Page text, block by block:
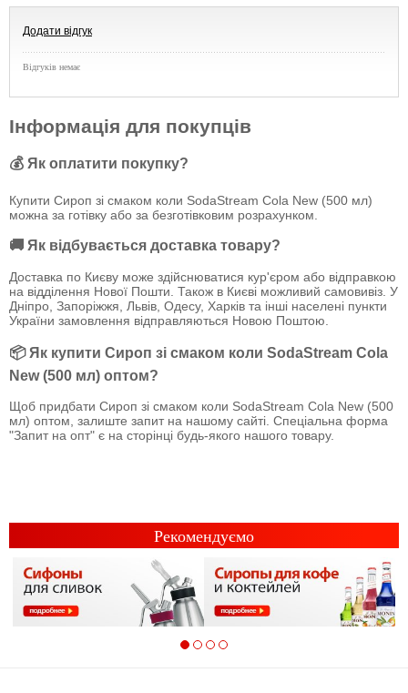
Додати відгук
Відгуків немає
Інформація для покупців
💰 Як оплатити покупку?
Купити Сироп зі смаком коли SodaStream Cola New (500 мл)
можна за готівку або за безготівковим розрахунком.
🚚 Як відбувається доставка товару?
Доставка по Києву може здійснюватися кур'єром або відправкою
на відділення Нової Пошти. Також в Києві можливий самовивіз. У
Дніпро, Запоріжжя, Львів, Одесу, Харків та інші населені пункти
України замовлення відправляються Новою Поштою.
📦 Як купити Сироп зі смаком коли SodaStream Cola
New (500 мл) оптом?
Щоб придбати Сироп зі смаком коли SodaStream Cola New (500
мл) оптом, залиште запит на нашому сайті. Спеціальна форма
"Запит на опт" є на сторінці будь-якого нашого товару.
Рекомендуємо